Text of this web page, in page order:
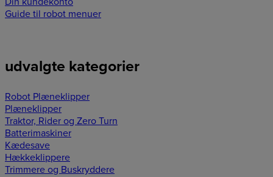
Guide til robot menuer
udvalgte kategorier
Robot Plæneklipper
Plæneklipper
Traktor, Rider og Zero Turn
Batterimaskiner
Kædesave
Hækkeklippere
Trimmere og Buskryddere